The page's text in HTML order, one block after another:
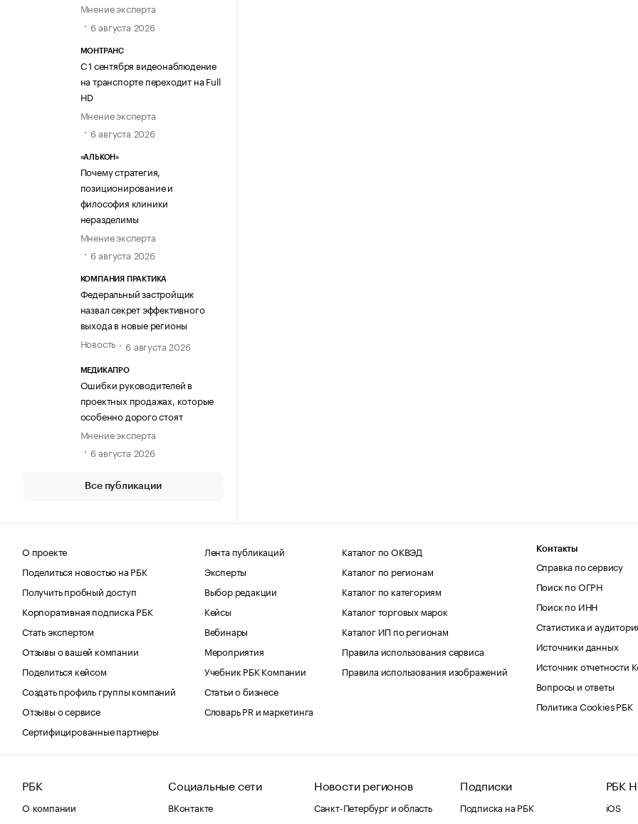
Мнение эксперта
6 августа 2026
МОНТРАНС
С 1 сентября видеонаблюдение
на транспорте переходит на Full
HD
Мнение эксперта
6 августа 2026
«АЛЬКОН»
Почему стратегия,
позиционирование и
философия клиники
неразделимы
Мнение эксперта
6 августа 2026
КОМПАНИЯ ПРАКТИКА
Федеральный застройщик
назвал секрет эффективного
выхода в новые регионы
Новость
6 августа 2026
МЕДИКАПРО
Ошибки руководителей в
проектных продажах, которые
особенно дорого стоят
Мнение эксперта
6 августа 2026
Все публикации
О проекте
Поделиться новостью на РБК
Получить пробный доступ
Корпоративная подписка РБК
Стать экспертом
Отзывы о вашей компании
Поделиться кейсом
Создать профиль группы компаний
Отзывы о сервисе
Сертифицированные партнеры
Лента публикаций
Эксперты
Выбор редакции
Кейсы
Вебинары
Мероприятия
Учебник РБК Компании
Статьи о бизнесе
Словарь PR и маркетинга
Каталог по ОКВЭД
Каталог по регионам
Каталог по категориям
Каталог торговых марок
Каталог ИП по регионам
Правила использования сервиса
Правила использования изображений
Контакты
Справка по сервису
Поиск по ОГРН
Поиск по ИНН
Статистика и
Источники данных
Источник отчетности
Вопросы и ответы
Политика Cookies РБК
РБК
О компании
Социальные сети
ВКонтакте
Новости регионов
Санкт-Петербург и область
Подписки
Подписка на РБК
РБК
iOS